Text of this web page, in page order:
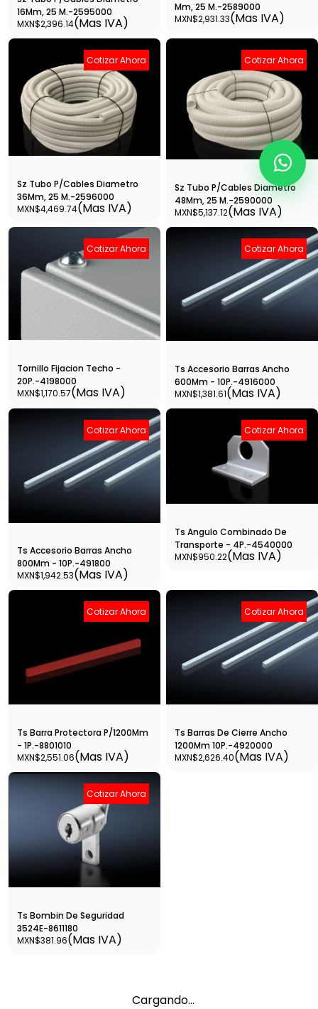
16Mm, 25 M.-2595000
MXN$2,396.14(Mas IVA)
Mm, 25 M.-2589000
MXN$2,931.33(Mas IVA)
Cotizar Ahora
Sz Tubo P/Cables Diametro
36Mm, 25 M.-2596000
MXN$4,469.74(Mas IVA)
Cotizar Ahora
Sz Tubo P/Cables Diametro
48Mm, 25 M.-2590000
MXN$5,137.12(Mas IVA)
Cotizar Ahora
Tornillo Fijacion Techo -
20P.-4198000
MXN$1,170.57(Mas IVA)
Cotizar Ahora
Ts Accesorio Barras Ancho
600Mm - 10P.-4916000
MXN$1,381.61(Mas IVA)
Cotizar Ahora
Ts Accesorio Barras Ancho
800Mm - 10P.-491800
MXN$1,942.53(Mas IVA)
Cotizar Ahora
Ts Angulo Combinado De
Transporte - 4P.-4540000
MXN$950.22(Mas IVA)
Cotizar Ahora
Ts Barra Protectora P/1200Mm
- 1P.-8801010
MXN$2,551.06(Mas IVA)
Cotizar Ahora
Ts Barras De Cierre Ancho
1200Mm 10P.-4920000
MXN$2,626.40(Mas IVA)
Cotizar Ahora
Ts Bombin De Seguridad
3524E-8611180
MXN$381.96(Mas IVA)
Cargando…